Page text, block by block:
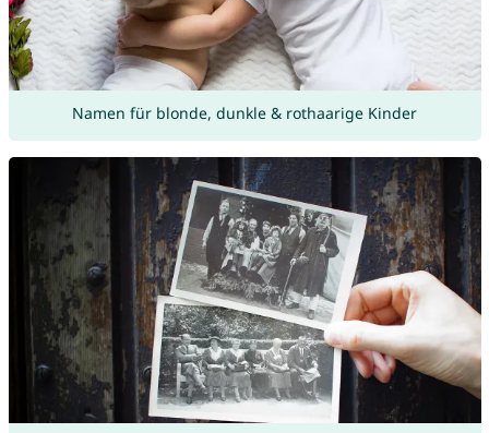
Namen für blonde, dunkle & rothaarige Kinder